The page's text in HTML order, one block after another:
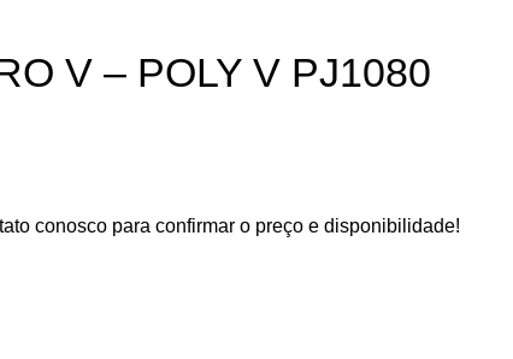
V – POLY V PJ1080
conosco para confirmar o preço e disponibilidade!